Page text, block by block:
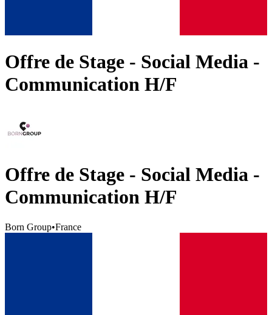
Offre de Stage - Social Media -
Communication H/F
Offre de Stage - Social Media -
Communication H/F
Born Group•France